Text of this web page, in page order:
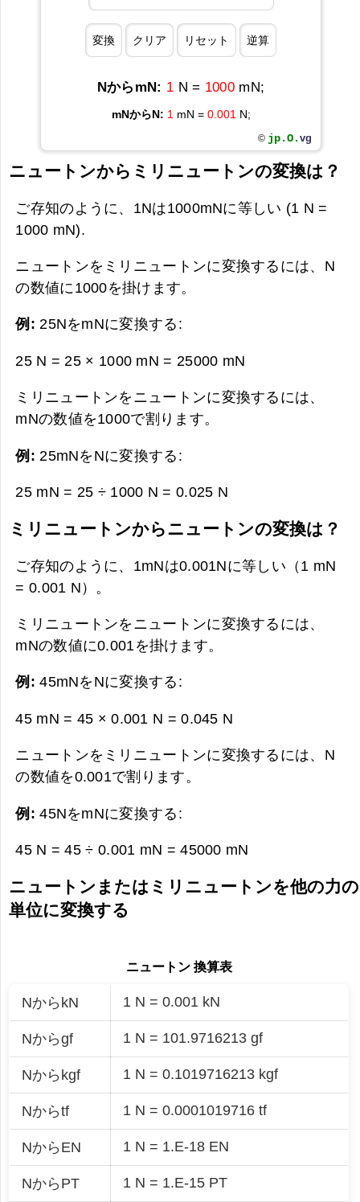
NからmN: 1 N = 1000mN;
mNからN: 1mN = 0.001N;
© jp.O.vg
ニュートンからミリニュートンの変換は？
ご存知のように、1Nは1000mNに等しい (1 N =
1000 mN).
ニュートンをミリニュートンに変換するには、N
の数値に1000を掛けます。
例:25NをmNに変換する:
25 N = 25 × 1000 mN = 25000 mN
ミリニュートンをニュートンに変換するには、
mNの数値を1000で割ります。
例: 25mNをNに変換する:
25 mN = 25 ÷ 1000 N = 0.025 N
ミリニュートンからニュートンの変換は？
ご存知のように、1mNは0.001Nに等しい（1 mN
= 0.001 N）。
ミリニュートンをニュートンに変換するには、
mNの数値に0.001を掛けます。
例:45mNをNに変換する:
45 mN = 45 × 0.001 N =0.045 N
ニュートンをミリニュートンに変換するには、N
の数値を0.001で割ります。
例:45NをmNに変換する:
45 N = 45 ÷ 0.001 mN =45000 mN
ニュートンまたはミリニュートンを他の力の
単位に変換する
ニュートン 換算表
NからkN 1 N = 0.001 kN
Nからgf 1 N = 101.9716213 gf
Nからkgf 1 N = 0.1019716213 kgf
Nからtf 1 N = 0.0001019716 tf
NからEN 1 N = 1.E-18 EN
NからPT 1 N = 1.E-15 PT